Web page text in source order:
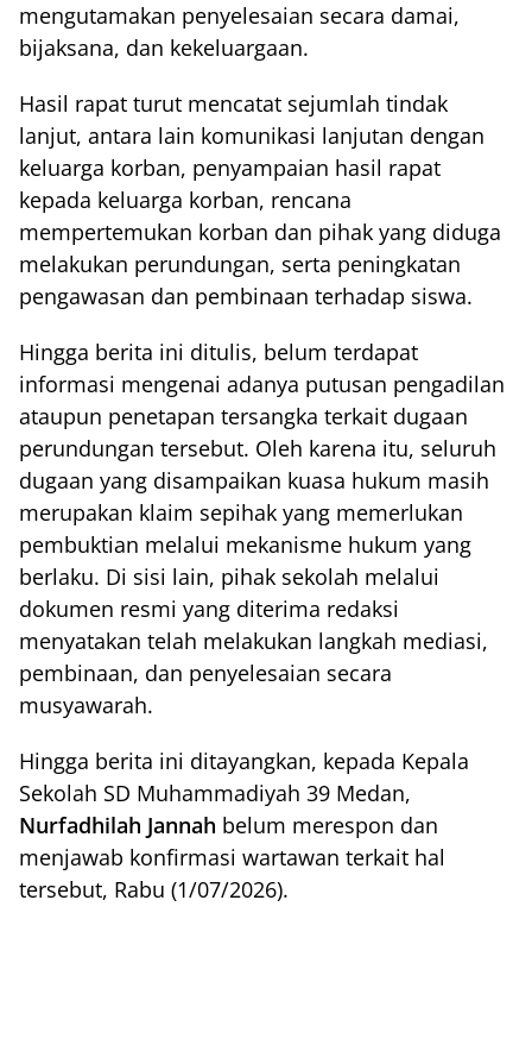
mengutamakan penyelesaian secara damai,
bijaksana, dan kekeluargaan.
Hasil rapat turut mencatat sejumlah tindak
lanjut, antara lain komunikasi lanjutan dengan
keluarga korban, penyampaian hasil rapat
kepada keluarga korban, rencana
mempertemukan korban dan pihak yang diduga
melakukan perundungan, serta peningkatan
pengawasan dan pembinaan terhadap siswa.
Hingga berita ini ditulis, belum terdapat
informasi mengenai adanya putusan pengadilan
ataupun penetapan tersangka terkait dugaan
perundungan tersebut. Oleh karena itu, seluruh
dugaan yang disampaikan kuasa hukum masih
merupakan klaim sepihak yang memerlukan
pembuktian melalui mekanisme hukum yang
berlaku. Di sisi lain, pihak sekolah melalui
dokumen resmi yang diterima redaksi
menyatakan telah melakukan langkah mediasi,
pembinaan, dan penyelesaian secara
musyawarah.
Hingga berita ini ditayangkan, kepada Kepala
Sekolah SD Muhammadiyah 39 Medan,
Nurfadhilah Jannah belum merespon dan
menjawab konfirmasi wartawan terkait hal
tersebut, Rabu (1/07/2026).